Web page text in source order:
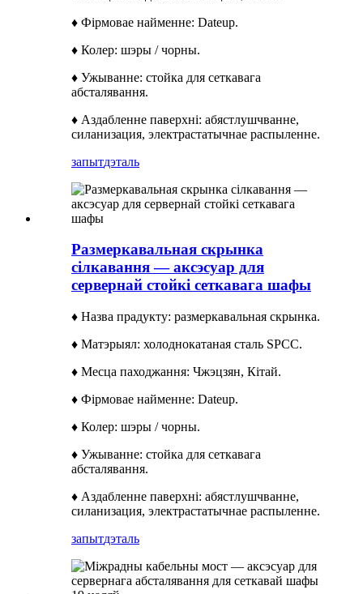
♦ Фірмовае найменне: Dateup.
♦ Колер: шэры / чорны.
♦ Ужыванне: стойка для сеткавага
абсталявання.
♦ Аздабленне паверхні: абястлушчванне,
силанизация, электрастатычнае распыленне.
запытдэталь
Размеркавальная скрынка
сілкавання — аксэсуар для
сервернай стойкі сеткавага шафы
♦ Назва прадукту: размеркавальная скрынка.
♦ Матэрыял: холоднокатаная сталь SPCC.
♦ Месца паходжання: Чжэцзян, Кітай.
♦ Фірмовае найменне: Dateup.
♦ Колер: шэры / чорны.
♦ Ужыванне: стойка для сеткавага
абсталявання.
♦ Аздабленне паверхні: абястлушчванне,
силанизация, электрастатычнае распыленне.
запытдэталь